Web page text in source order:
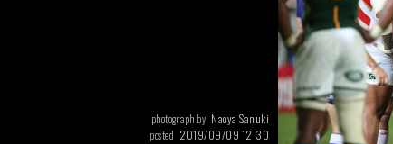
photograph by Naoya Sanuki
posted 2019/09/09 12:30